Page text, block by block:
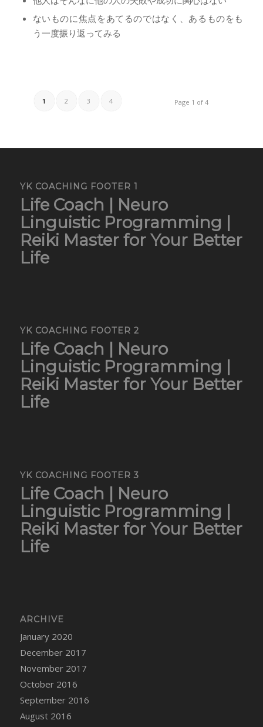
ないものに焦点をあてるのではなく、あるものをも
う一度振り返ってみる
Page 1 of 4
1 2 3 4
YK COACHING FOOTER 1
Life Coach | Neuro
Linguistic Programming |
Reiki Master for Your Better
Life
YK COACHING FOOTER 2
Life Coach | Neuro
Linguistic Programming |
Reiki Master for Your Better
Life
YK COACHING FOOTER 3
Life Coach | Neuro
Linguistic Programming |
Reiki Master for Your Better
Life
ARCHIVE
January 2020
December 2017
November 2017
October 2016
September 2016
August 2016